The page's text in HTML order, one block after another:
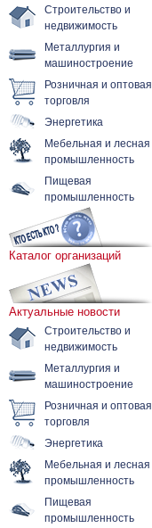
Строительство и
недвижимость
Металлургия и
машиностроение
Розничная и оптовая
торговля
Энергетика
Мебельная и лесная
промышленность
Пищевая
промышленность
Каталог организаций
Актуальные новости
Строительство и
недвижимость
Металлургия и
машиностроение
Розничная и оптовая
торговля
Энергетика
Мебельная и лесная
промышленность
Пищевая
промышленность